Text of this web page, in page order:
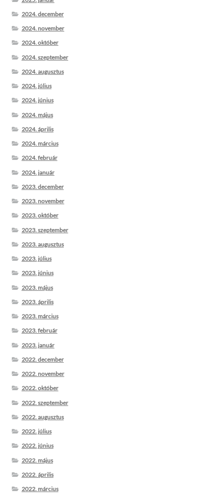
2024. december
2024. november
2024. október
2024. szeptember
2024. augusztus
2024. július
2024. június
2024. május
2024. április
2024. március
2024. február
2024. január
2023. december
2023. november
2023. október
2023. szeptember
2023. augusztus
2023. július
2023. június
2023. május
2023. április
2023. március
2023. február
2023. január
2022. december
2022. november
2022. október
2022. szeptember
2022. augusztus
2022. július
2022. június
2022. május
2022. április
2022. március